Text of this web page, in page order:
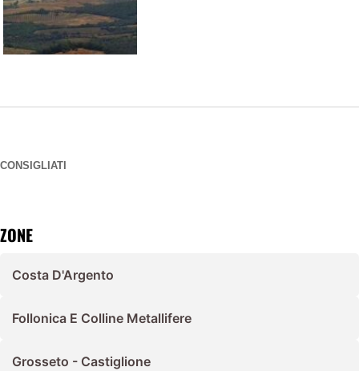
CONSIGLIATI
ZONE
Costa D'Argento
Follonica E Colline Metallifere
Grosseto - Castiglione